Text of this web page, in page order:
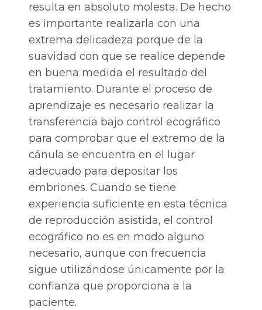
resulta en absoluto molesta. De hecho
es importante realizarla con una
extrema delicadeza porque de la
suavidad con que se realice depende
en buena medida el resultado del
tratamiento. Durante el proceso de
aprendizaje es necesario realizar la
transferencia bajo control ecográfico
para comprobar que el extremo de la
cánula se encuentra en el lugar
adecuado para depositar los
embriones. Cuando se tiene
experiencia suficiente en esta técnica
de reproducción asistida, el control
ecográfico no es en modo alguno
necesario, aunque con frecuencia
sigue utilizándose únicamente por la
confianza que proporciona a la
paciente.